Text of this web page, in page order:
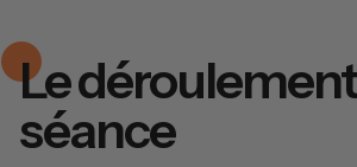
Le déroulement
séance